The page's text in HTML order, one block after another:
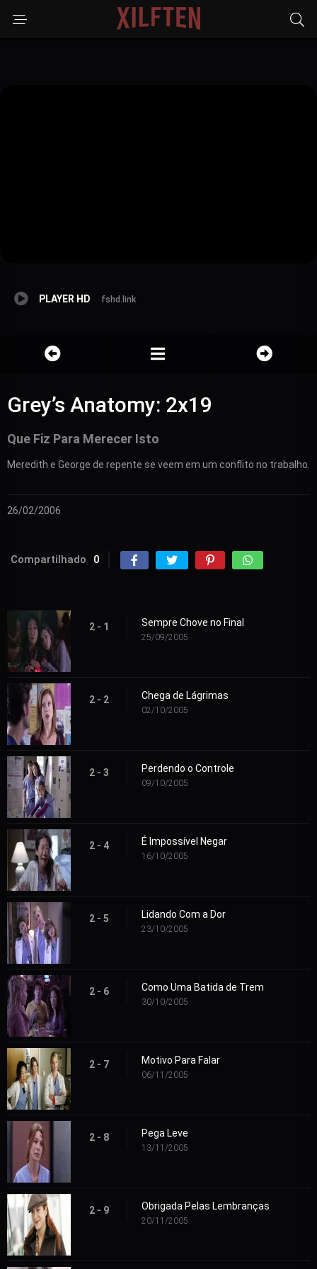
PLAYER HD fshd.link
Grey’s Anatomy: 2x19
Que Fiz Para Merecer Isto
Meredith e George de repente se veem em um conflito no trabalho.
26/02/2006
Compartilhado 0
2 - 1 Sempre Chove no Final
25/09/2005
2 - 2 Chega de Lágrimas
02/10/2005
2 - 3 Perdendo o Controle
09/10/2005
2 - 4 É Impossível Negar
16/10/2005
2 - 5 Lidando Com a Dor
23/10/2005
2 - 6 Como Uma Batida de Trem
30/10/2005
2 - 7 Motivo Para Falar
06/11/2005
2 - 8 Pega Leve
13/11/2005
2 - 9 Obrigada Pelas Lembranças
20/11/2005